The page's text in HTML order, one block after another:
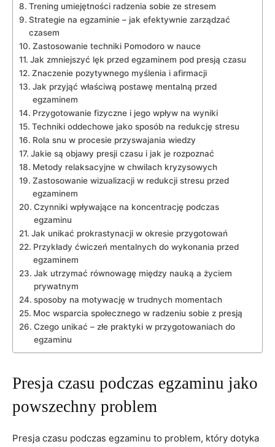
Trening umiejętności radzenia sobie‌ ze‌ stresem
Strategie na egzaminie – jak efektywnie ‌zarządzać
czasem
Zastosowanie techniki Pomodoro w nauce
Jak zmniejszyć lęk przed egzaminem pod presją czasu
Znaczenie pozytywnego⁤ myślenia i afirmacji
Jak przyjąć właściwą postawę mentalną przed
egzaminem
Przygotowanie fizyczne i jego wpływ ⁢na ⁢wyniki
Techniki oddechowe jako sposób na redukcję stresu
Rola snu w⁤ procesie przyswajania wiedzy
Jakie są‍ objawy presji​ czasu i jak je rozpoznać
Metody relaksacyjne⁢ w chwilach kryzysowych
Zastosowanie ‌wizualizacji ‍w redukcji stresu przed
egzaminem
Czynniki ‌wpływające na koncentrację podczas
egzaminu
Jak unikać prokrastynacji w okresie⁤ przygotowań
Przykłady ćwiczeń mentalnych do wykonania przed
egzaminem
Jak utrzymać równowagę między nauką a życiem
prywatnym
sposoby na motywację ⁣w trudnych momentach
Moc wsparcia społecznego w radzeniu ⁤sobie z‍ presją
Czego unikać – złe praktyki w przygotowaniach do
egzaminu
Presja⁣ czasu podczas egzaminu jako
powszechny problem
Presja czasu ‍podczas egzaminu to problem, który dotyka